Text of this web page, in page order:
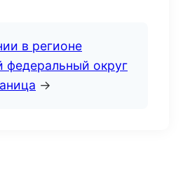
в регионе
федеральный округ
→